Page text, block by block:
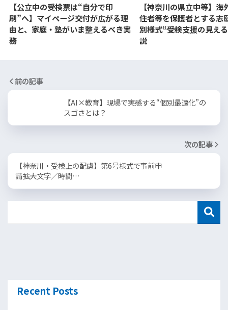
【公立中の受検票は“自分で印
刷”へ】マイページ交付が広がる理
由と、家庭・塾がいま整えるべき実
務
【神奈川の県立中等】海
住者等を保護者とする志
別様式――“受検支援の見え
説
前の記事
【AI×教育】現場で実感する“個別最適化”の
スゴさとは？
次の記事
【神奈川・受検上の配慮】第6号様式で事前申
請――拡大文字／時間…
Recent Posts